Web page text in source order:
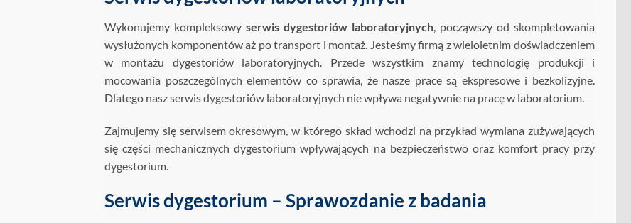
Wykonujemy kompleksowy serwis dygestoriów laboratoryjnych , począwszy od skompletowania
wysłużonych komponentów aż po transport i montaż. Jesteśmy firmą z wieloletnim doświadczeniem
w montażu dygestoriów laboratoryjnych. Przede wszystkim znamy technologię produkcji i
mocowania poszczególnych elementów co sprawia, że nasze prace są ekspresowe i bezkolizyjne.
Dlatego nasz serwis dygestoriów laboratoryjnych nie wpływa negatywnie na pracę w laboratorium.
Zajmujemy się serwisem okresowym, w którego skład wchodzi na przykład wymiana zużywających
się części mechanicznych dygestorium wpływających na bezpieczeństwo oraz komfort pracy przy
dygestorium.
Serwis dygestorium – Sprawozdanie z badania